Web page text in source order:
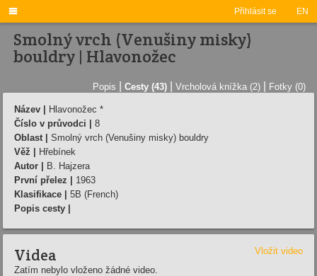
Přihlásit se EN

Smolný vrch (Venušiny misky)
bouldry | Hlavonožec
Popis Cesty (43) Vrcholová knížka (2) Fotky (0)
Název |
Hlavonožec *
Číslo v průvodci |
8
Oblast |
Smolný vrch (Venušiny misky) bouldry
Věž |
Hřebí­nek
Autor |
B. Hajzera
První přelez |
1963
Klasifikace |
5B (French)
Popis cesty |
Videa
Vložit video
Zatím nebylo vloženo žádné video.